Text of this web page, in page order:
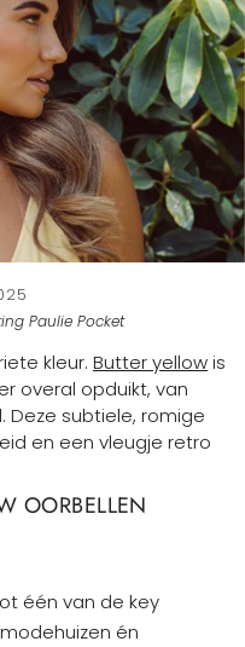
Paulie Pocket
kleur. Butter yellowis
overal opduikt, van
subtiele, romige
en een vleugje retro
OORBELLEN
één van de key
én